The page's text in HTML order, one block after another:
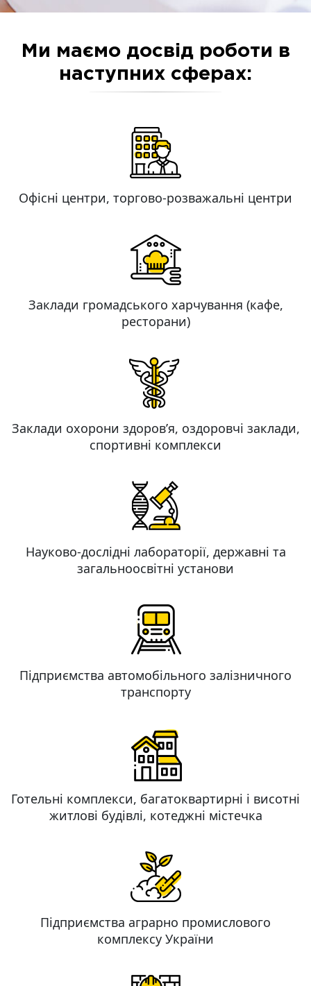
Ми маємо досвід роботи в
наступних сферах:
Офісні центри, торгово-розважальні центри
Заклади громадського харчування (кафе,
ресторани)
Заклади охорони здоров’я, оздоровчі заклади,
спортивні комплекси
Науково-дослідні лабораторії, державні та
загальноосвітні установи
Підприємства автомобільного залізничного
транспорту
Готельні комплекси, багатоквартирні і висотні
житлові будівлі, котеджні містечка
Підприємства аграрно промислового
комплексу України